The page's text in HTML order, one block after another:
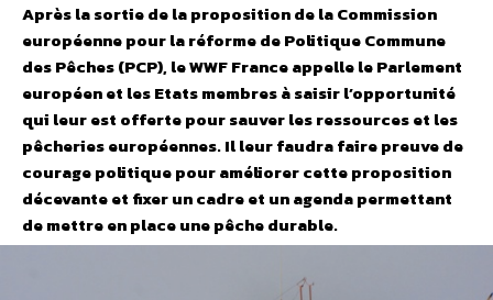
Après la sortie de la proposition de la Commission
européenne pour la réforme de Politique Commune
des Pêches (PCP), le WWF France appelle le Parlement
européen et les Etats membres à saisir l’opportunité
qui leur est offerte pour sauver les ressources et les
pêcheries européennes. Il leur faudra faire preuve de
courage politique pour améliorer cette proposition
décevante et fixer un cadre et un agenda permettant
de mettre en place une pêche durable.